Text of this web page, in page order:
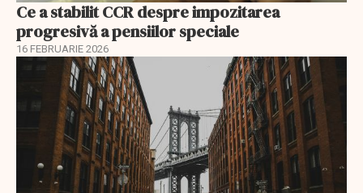
Ce a stabilit CCR despre impozitarea
progresivă a pensiilor speciale
16 FEBRUARIE 2026